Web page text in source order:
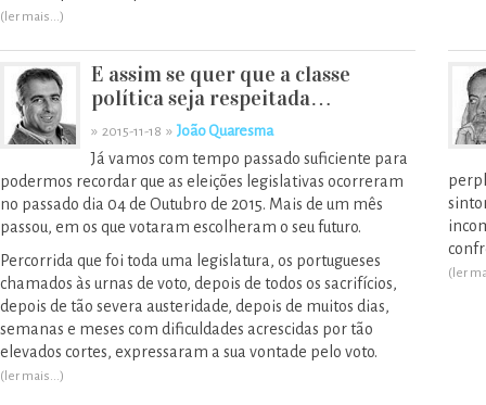
(ler mais...)
E assim se quer que a classe
política seja respeitada…
» 2015-11-18 » João Quaresma
Já vamos com tempo passado suficiente para
podermos recordar que as eleições legislativas ocorreram
no passado dia 04 de Outubro de 2015. Mais de um mês
passou, em os que votaram escolheram o seu futuro.
Percorrida que foi toda uma legislatura, os portugueses
chamados às urnas de voto, depois de todos os sacrifícios,
depois de tão severa austeridade, depois de muitos dias,
semanas e meses com dificuldades acrescidas por tão
elevados cortes, expressaram a sua vontade pelo voto.
(ler mais...)
(ler